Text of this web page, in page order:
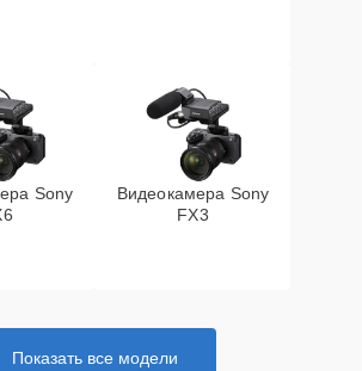
Sony
Видеокамера Sony
FX3
Показать все модели